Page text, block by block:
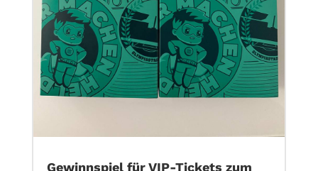
Gewinnspiel für VIP-Tickets zum